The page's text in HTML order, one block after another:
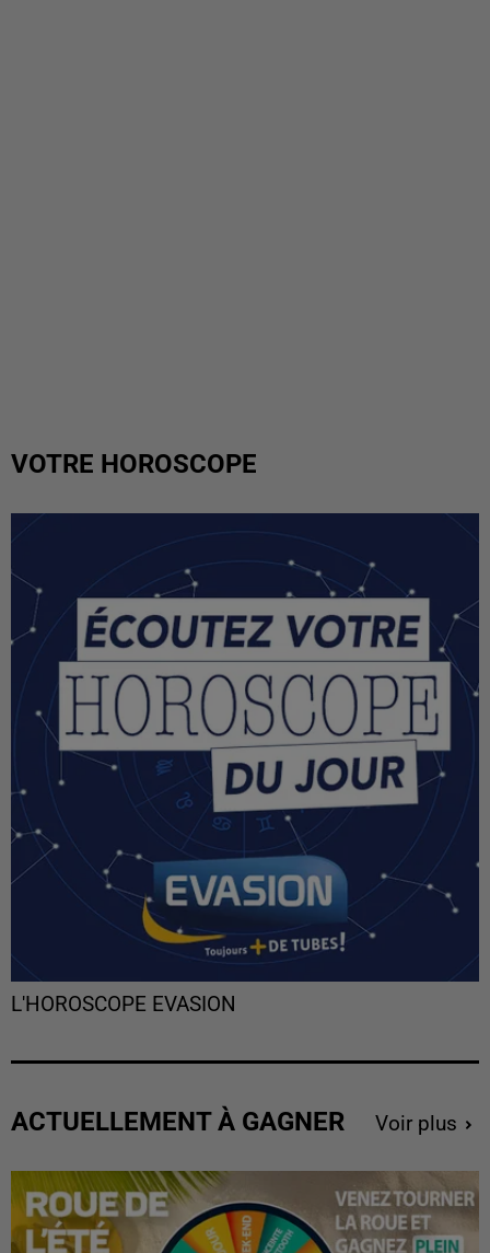
VOTRE HOROSCOPE
L'HOROSCOPE EVASION
ACTUELLEMENT À GAGNER Voir plus